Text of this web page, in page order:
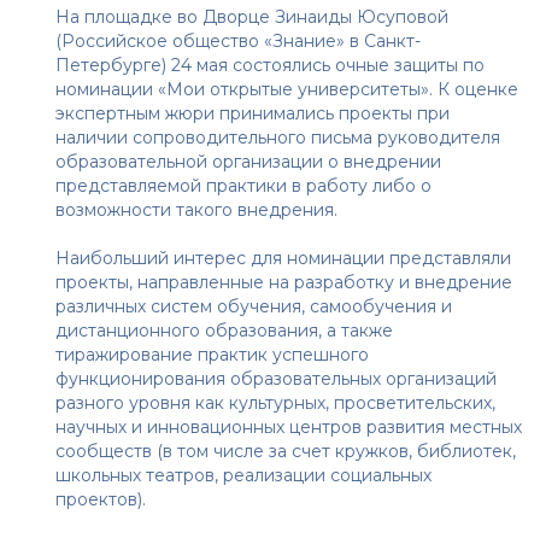
На площадке во Дворце Зинаиды Юсуповой
(Российское общество «Знание» в Санкт-
Петербурге) 24 мая состоялись очные защиты по
номинации «Мои открытые университеты». К оценке
экспертным жюри принимались проекты при
наличии сопроводительного письма руководителя
образовательной организации о внедрении
представляемой практики в работу либо о
возможности такого внедрения.
Наибольший интерес для номинации представляли
проекты, направленные на разработку и внедрение
различных систем обучения, самообучения и
дистанционного образования, а также
тиражирование практик успешного
функционирования образовательных организаций
разного уровня как культурных, просветительских,
научных и инновационных центров развития местных
сообществ (в том числе за счет кружков, библиотек,
школьных театров, реализации социальных
проектов).